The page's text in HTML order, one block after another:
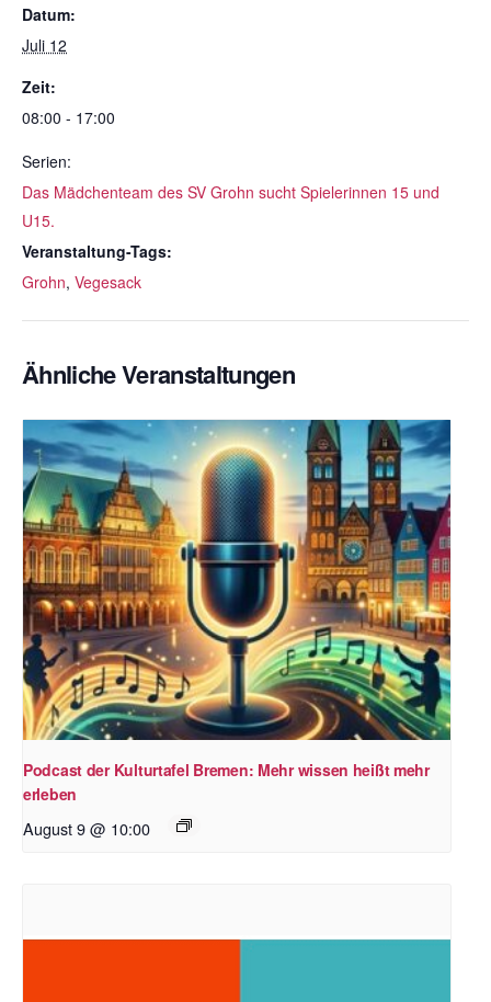
Datum:
Juli 12
Zeit:
08:00 - 17:00
Serien:
Das Mädchenteam des SV Grohn sucht Spielerinnen 15 und
U15.
Veranstaltung-Tags:
Grohn, Vegesack
Ähnliche Veranstaltungen
Podcast der Kulturtafel Bremen: Mehr wissen heißt mehr
erleben
August 9 @ 10:00